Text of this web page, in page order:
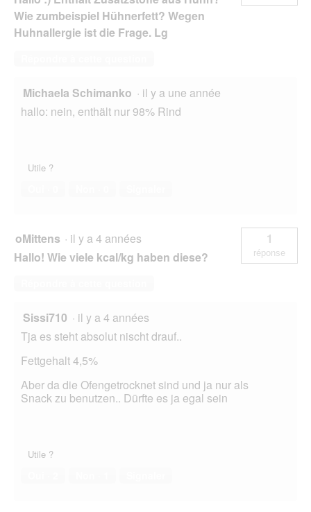
.
Wie zumbeispiel Hühnerfett? Wegen
Huhnallergie ist die Frage. Lg
Michaela Schimanko · il y a une année
hallo: nein, enthält nur 98% Rind
Utile ?
oMittens · il y a 4 années
Hallo! Wie viele kcal/kg haben diese?
1
réponse
Sissi710 · il y a 4 années
Tja es steht absolut nischt drauf..
Fettgehalt 4,5%
Aber da die Ofengetrocknet sind und ja nur als
Snack zu benutzen.. Dürfte es ja egal sein
Utile ?